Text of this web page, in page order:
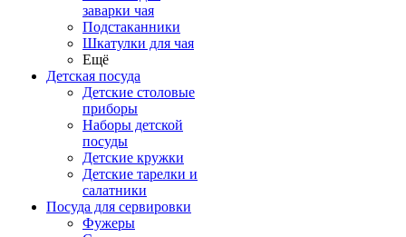
заварки чая
Подстаканники
Шкатулки для чая
Ещё
Детская посуда
Детские столовые
приборы
Наборы детской
посуды
Детские кружки
Детские тарелки и
салатники
Посуда для сервировки
Фужеры